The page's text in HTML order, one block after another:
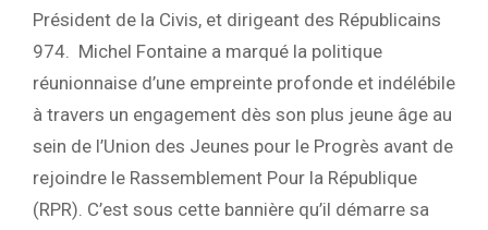
Président de la Civis, et dirigeant des Républicains
974. Michel Fontaine a marqué la politique
réunionnaise d’une empreinte profonde et indélébile
à travers un engagement dès son plus jeune âge au
sein de l’Union des Jeunes pour le Progrès avant de
rejoindre le Rassemblement Pour la République
(RPR). C’est sous cette bannière qu’il démarre sa